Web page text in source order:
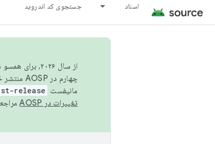
اسناد جستجوی کد اندروید
از سال ۲۰۲۶،
چهارم در AOSP منتشر خواهیم کرد. برای ساخت و مشارکت در AOSP،
مانیفست release
تغییرات در AOSP